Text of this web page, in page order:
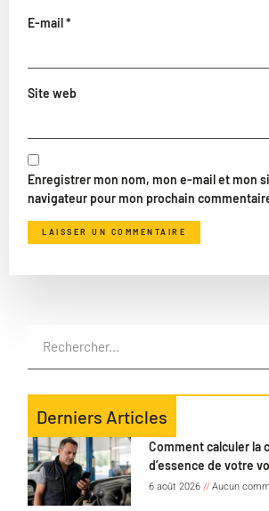
E-mail *
Site web
Enregistrer mon nom, mon e-mail et mon
navigateur pour mon prochain
Derniers Articles
Comment calculer la
d’essence de votre
6 août 2026 Aucun